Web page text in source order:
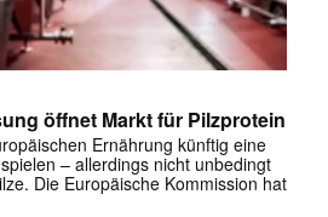
öffnet Markt für Pilzprotein
Ernährung künftig eine
– allerdings nicht unbedingt
Die Europäische Kommission hat